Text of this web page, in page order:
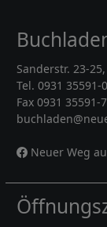
Sanderstr. 23-
Tel. 0931 35591-0
Fax 0931 35591-
Neuer Weg